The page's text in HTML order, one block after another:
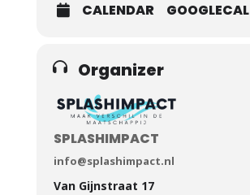
CALENDAR GOOGLECAL
Organizer
SPLASHIMPACT
info@splashimpact.nl
Van Gijnstraat 17